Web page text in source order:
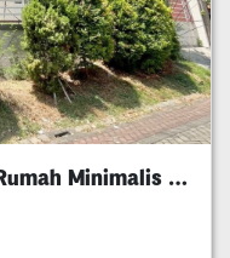
Termurah Citraland Utama Rumah Minimalis 5M An